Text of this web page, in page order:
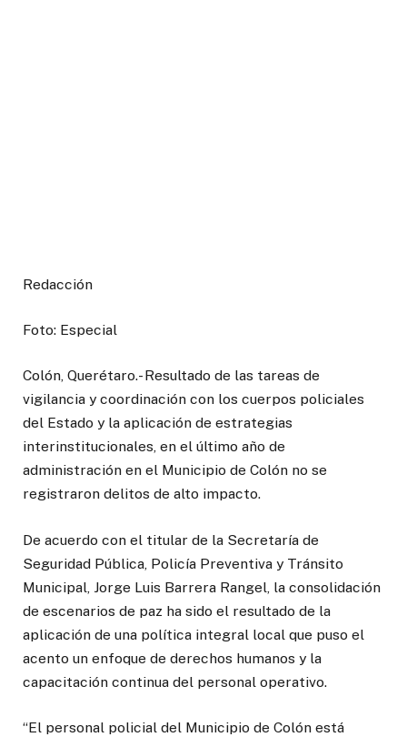
Redacción
Foto: Especial
Colón, Querétaro.- Resultado de las tareas de
vigilancia y coordinación con los cuerpos policiales
del Estado y la aplicación de estrategias
interinstitucionales, en el último año de
administración en el Municipio de Colón no se
registraron delitos de alto impacto.
De acuerdo con el titular de la Secretaría de
Seguridad Pública, Policía Preventiva y Tránsito
Municipal, Jorge Luis Barrera Rangel, la consolidación
de escenarios de paz ha sido el resultado de la
aplicación de una política integral local que puso el
acento un enfoque de derechos humanos y la
capacitación continua del personal operativo.
“El personal policial del Municipio de Colón está